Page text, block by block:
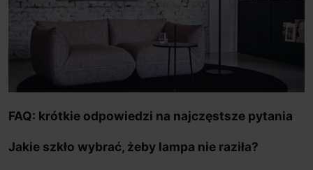
FAQ: krótkie odpowiedzi na najczęstsze pytania
Jakie szkło wybrać, żeby lampa nie raziła?